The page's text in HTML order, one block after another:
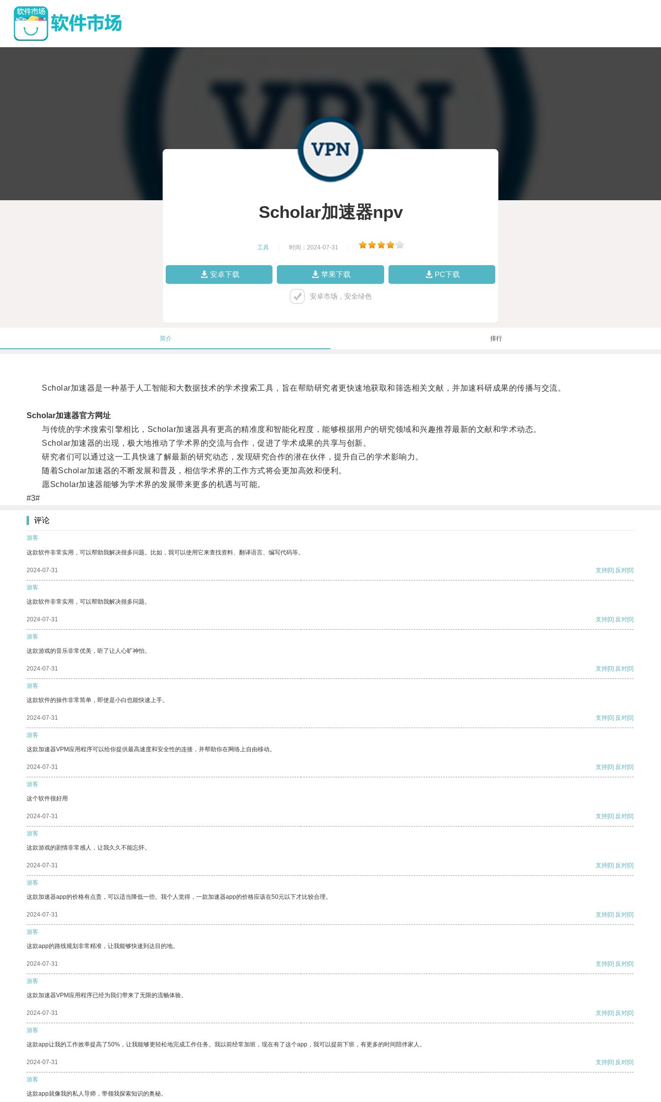
Scholar加速器npv
工具 时间：2024-07-31
安卓下载 苹果下载 PC下载
安卓市场，安全绿色
简介 排行
Scholar加速器是一种基于人工智能和大数据技术的学术搜索工具，旨在帮助研究者更快速地获取和筛选相关文献，并加速科研成果的传播与交流。
Scholar加速器官方网址
与传统的学术搜索引擎相比，Scholar加速器具有更高的精准度和智能化程度，能够根据用户的研究领域和兴趣推荐最新的文献和学术动态。
Scholar加速器的出现，极大地推动了学术界的交流与合作，促进了学术成果的共享与创新。
研究者们可以通过这一工具快速了解最新的研究动态，发现研究合作的潜在伙伴，提升自己的学术影响力。
随着Scholar加速器的不断发展和普及，相信学术界的工作方式将会更加高效和便利。
愿Scholar加速器能够为学术界的发展带来更多的机遇与可能。
#3#
评论
游客
这款软件非常实用，可以帮助我解决很多问题。比如，我可以使用它来查找资料、翻译语言、编写代码等。
2024-07-31 支持[0] 反对[0]
游客
这款软件非常实用，可以帮助我解决很多问题。
2024-07-31 支持[0] 反对[0]
游客
这款游戏的音乐非常优美，听了让人心旷神怡。
2024-07-31 支持[0] 反对[0]
游客
这款软件的操作非常简单，即使是小白也能快速上手。
2024-07-31 支持[0] 反对[0]
游客
这款加速器VPM应用程序可以给你提供最高速度和安全性的连接，并帮助你在网络上自由移动。
2024-07-31 支持[0] 反对[0]
游客
这个软件很好用
2024-07-31 支持[0] 反对[0]
游客
这款游戏的剧情非常感人，让我久久不能忘怀。
2024-07-31 支持[0] 反对[0]
游客
这款加速器app的价格有点贵，可以适当降低一些。我个人觉得，一款加速器app的价格应该在50元以下才比较合理。
2024-07-31 支持[0] 反对[0]
游客
这款app的路线规划非常精准，让我能够快速到达目的地。
2024-07-31 支持[0] 反对[0]
游客
这款加速器VPM应用程序已经为我们带来了无限的流畅体验。
2024-07-31 支持[0] 反对[0]
游客
这款app让我的工作效率提高了50%，让我能够更轻松地完成工作任务。我以前经常加班，现在有了这个app，我可以提前下班，有更多的时间陪伴家人。
2024-07-31 支持[0] 反对[0]
游客
这款app就像我的私人导师，带领我探索知识的奥秘。